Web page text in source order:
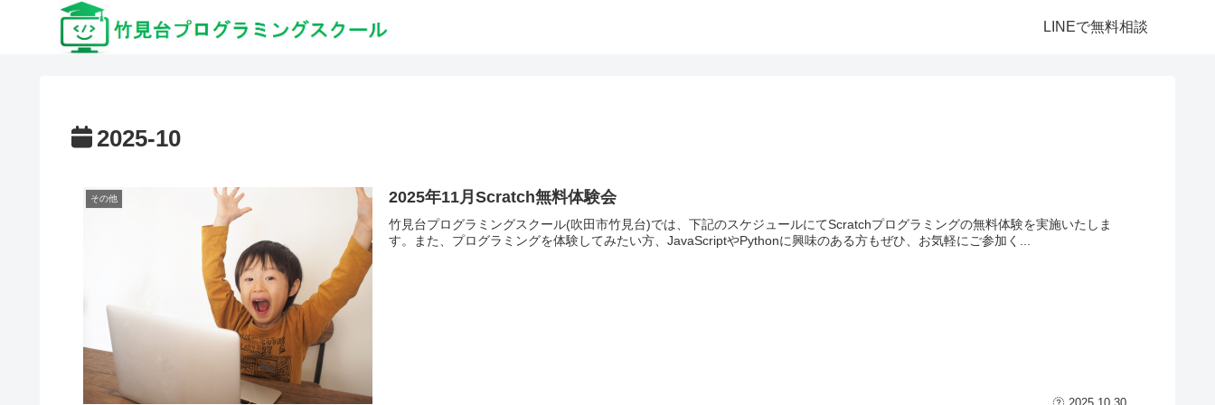
LINEで無料相談
2025-10
その他 2025年11月Scratch無料体験会
竹見台プログラミングスクール(吹田市竹見台)では、下記のスケジュールにてScratchプログラミングの無料体験を実施いたしま
す。また、プログラミングを体験してみたい方、JavaScriptやPythonに興味のある方もぜひ、お気軽にご参加く...